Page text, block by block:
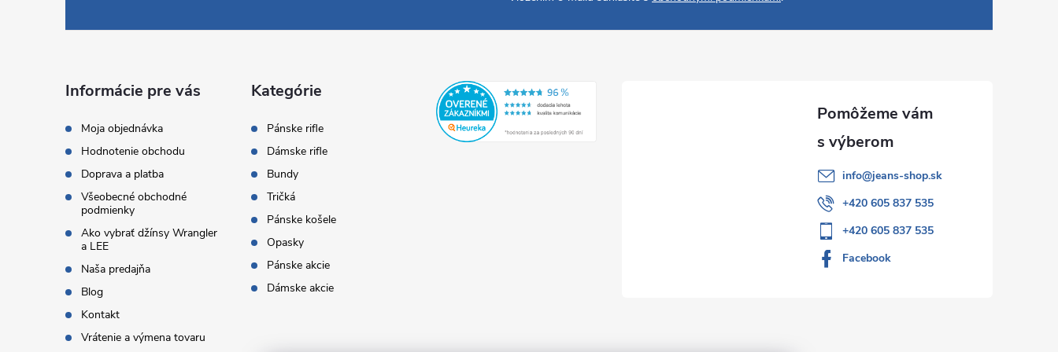
Informácie pre vás
Moja objednávka
Hodnotenie obchodu
Doprava a platba
Všeobecné obchodné
podmienky
Ako vybrať džínsy Wrangler
a LEE
Naša predajňa
Blog
Kontakt
Vrátenie a výmena tovaru
Kategórie
Pánske rifle
Dámske rifle
Bundy
Tričká
Pánske košele
Opasky
Pánske akcie
Dámske akcie
info@jeans-shop.sk
+420 605 837 535
+420 605 837 535
Facebook